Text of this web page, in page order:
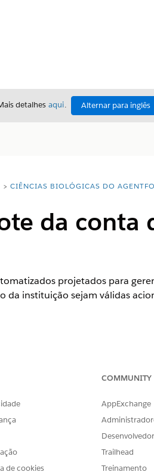
detalhes aqui. Alternar para inglês
CIÊNCIAS BIOLÓGICAS DO
da conta
projetados para
da instituição sejam válidas
com a licença Life Sciences
do administrador na
um trabalho, consulte
de cookies
COMMUNITY
AppExchange
Trailhead
Treinamento